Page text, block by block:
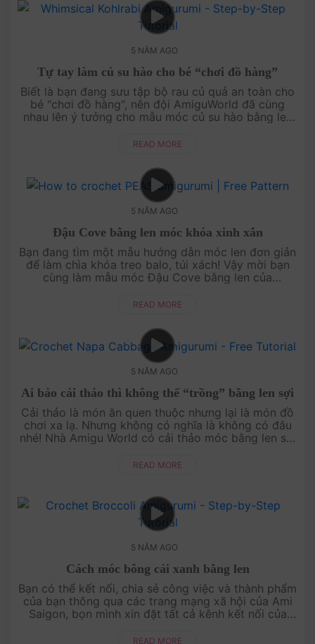
5 NĂM AGO
Tự tay làm củ su hào cho bé “chơi đồ hàng”
Biết là bạn đang sưu tập bộ rau củ quả an toàn cho
bé "chơi đồ hàng", nên đội AmiguWorld đã cùng
nhau lên ý tưởng cho mẫu móc củ su hào bằng len
video hướng dẫn chi tiết t....
READ MORE
5 NĂM AGO
Đậu Cove bằng len móc khóa xinh xắn
Bạn đang tìm một mẫu hướng dẫn móc len đơn giản
để làm chìa khóa treo balo, túi xách! Vậy mời bạn
cùng làm mẫu móc Đậu Cove bằng len của
rất xinh luôn đấy ạ!....
READ MORE
5 NĂM AGO
Ai bảo cải thảo thì không thể “trồng” bằng len sợi
Cải thảo là món ăn quen thuộc nhưng lại là món đồ
chơi xa lạ. Nhưng không có nghĩa là không có đâu
nhé! Nhà Amigu World có cải thảo móc bằng len sợi
READ MORE
5 NĂM AGO
Cách móc bông cải xanh bằng len
Bạn có thể kết nối, chia sẻ công việc và thành phẩm
của bạn thông qua các trang mạng xã hội của Ami
Saigon, bọn mình xin đặt tất cả kênh kết nối của
READ MORE